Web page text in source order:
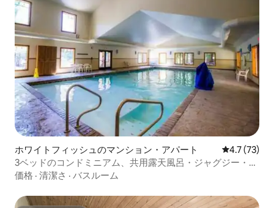
ホワイトフィッシュのマンション・アパート レビュー73
4.7 (73)
3ベッドのコンドミニアム、共用露天風呂・ジャグジー・プ
ール・湖へのアクセス
価格 · 清潔さ · バスルーム